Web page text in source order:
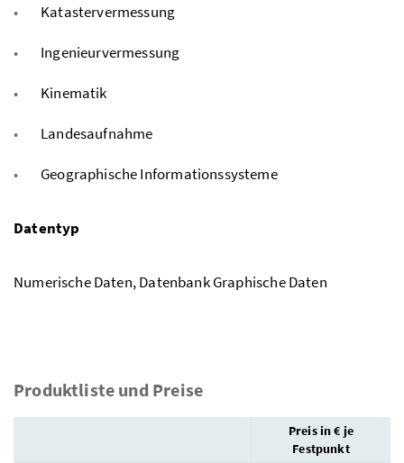
Katastervermessung
Ingenieurvermessung
Kinematik
Landesaufnahme
Geographische Informationssysteme
Datentyp
Numerische Daten, Datenbank Graphische Daten
Produktliste und Preise
Preis in € je
Festpunkt